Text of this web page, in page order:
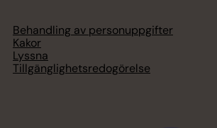
Behandling av personuppgifter
Kakor
Lyssna
Tillgänglighetsredogörelse